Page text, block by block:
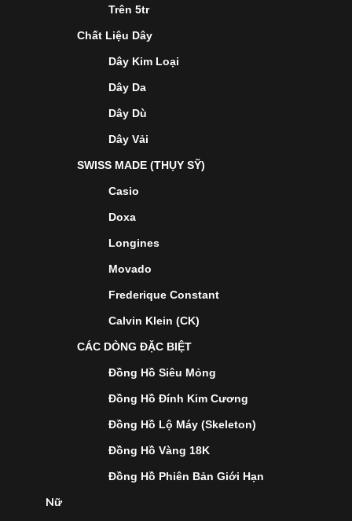
Trên 5tr
Chất Liệu Dây
Dây Kim Loại
Dây Da
Dây Dù
Dây Vải
SWISS MADE (THỤY SỸ)
Casio
Doxa
Longines
Movado
Frederique Constant
Calvin Klein (CK)
CÁC DÒNG ĐẶC BIỆT
Đồng Hồ Siêu Mỏng
Đồng Hồ Đính Kim Cương
Đồng Hồ Lộ Máy (Skeleton)
Đồng Hồ Vàng 18K
Đồng Hồ Phiên Bản Giới Hạn
Nữ